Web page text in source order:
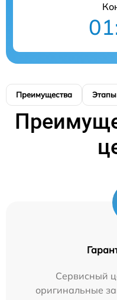
Преимущества
Сервисный
оригинальные